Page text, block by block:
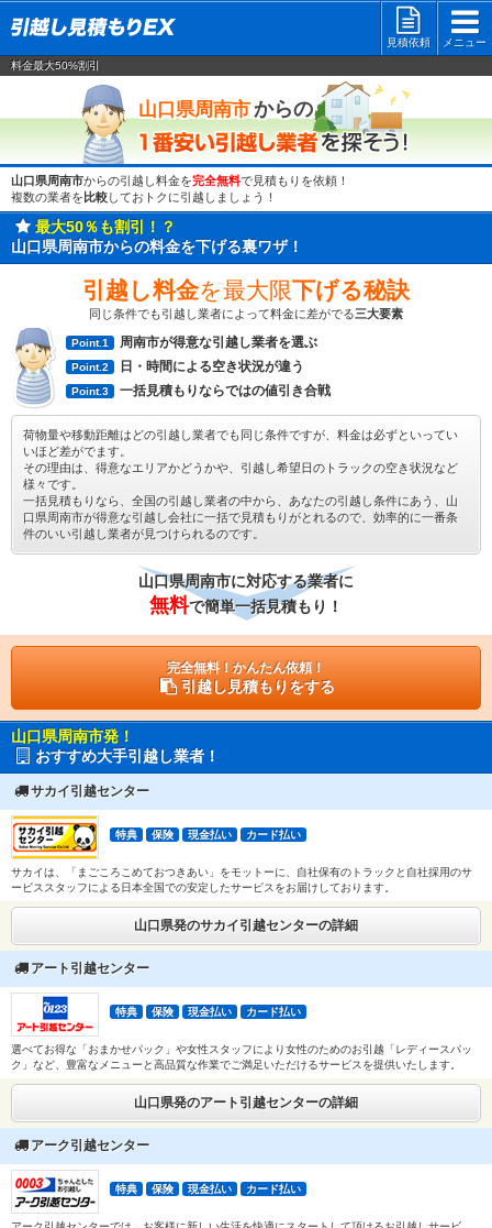
見積依頼
メニュー
料金最大50%割引
山口県周南市からの
山口県周南市からの引越し料金を完全無料で見積もりを依頼！
複数の業者を 比較しておトクに引越しましょう！
最大50％も割引！？
山口県周南市からの料金を下げる裏ワザ！
引越し料金を最大限下げる秘訣
同じ条件でも引越し業者によって料金に差がでる三大要素
Point.1 周南市が得意な引越し業者を選ぶ
Point.2 日・時間による空き状況が違う
Point.3 一括見積もりならではの値引き合戦
荷物量や移動距離はどの引越し業者でも同じ条件ですが、料金は必ずといってい
いほど差がでます。
その理由は、得意なエリアかどうかや、引越し希望日のトラックの空き状況など
様々です。
一括見積もりなら、全国の引越し業者の中から、あなたの引越し条件にあう、山
口県周南市が得意な引越し会社に一括で見積もりがとれるので、効率的に一番条
件のいい引越し業者が見つけられるのです。
山口県周南市に対応する業者に
無料で簡単一括見積もり！
完全無料！かんたん依頼！
引越し見積もりをする
山口県周南市発！
おすすめ大手引越し業者！
サカイ引越センター
特典 保険 現金払い カード払い
サカイは、「まごころこめておつきあい」をモットーに、自社保有のトラックと自社採用のサ
ービススタッフによる日本全国での安定したサービスをお届けしております。
山口県発のサカイ引越センターの詳細
アート引越センター
特典 保険 現金払い カード払い
選べてお得な「おまかせパック」や女性スタッフにより女性のためのお引越「レディースパッ
ク」など、豊富なメニューと高品質な作業でご満足いただけるサービスを提供いたします。
山口県発のアート引越センターの詳細
アーク引越センター
特典 保険 現金払い カード払い